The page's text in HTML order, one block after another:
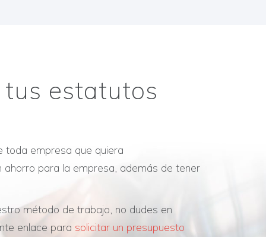
estatutos
toda empresa que quiera
ahorro para la empresa, además de tener
método de trabajo, no dudes en
enlace para solicitar un presupuesto